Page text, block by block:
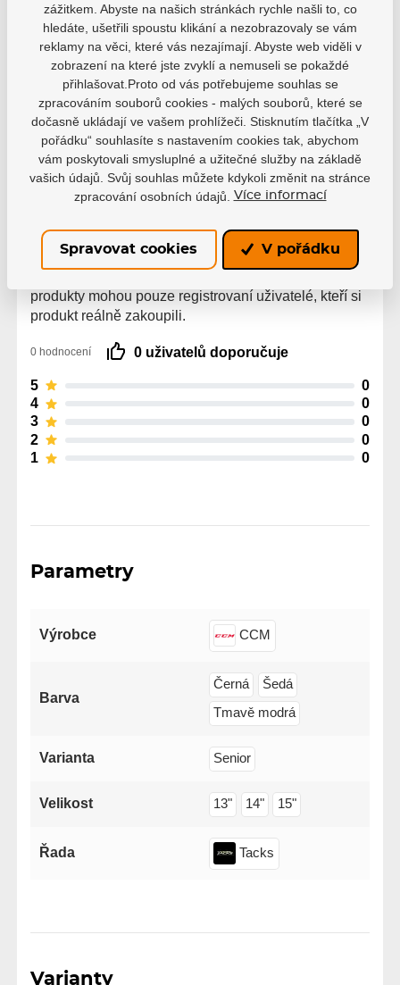
Hodnocení
produkty mohou pouze registrovaní uživatelé, kteří si
produkt reálně zakoupili.
0 hodnocení 0 uživatelů doporučuje
5
0
4
0
3
0
2
0
1
0
Parametry
Výrobce CCM
Barva
Černá
Šedá
Tmavě modrá
Varianta Senior
Velikost 13" 14" 15"
Řada Tacks
Varianty
zážitkem. Abyste na našich stránkách rychle našli to, co
hledáte, ušetřili spoustu klikání a nezobrazovaly se vám
reklamy na věci, které vás nezajímají. Abyste web viděli v
zobrazení na které jste zvyklí a nemuseli se pokaždé
přihlašovat.Proto od vás potřebujeme souhlas se
zpracováním souborů cookies - malých souborů, které se
dočasně ukládají ve vašem prohlížeči. Stisknutím tlačítka „V
pořádku“ souhlasíte s nastavením cookies tak, abychom
vám poskytovali smysluplné a užitečné služby na základě
vašich údajů. Svůj souhlas můžete kdykoli změnit na stránce
zpracování osobních údajů.
Více informací
Spravovat cookies V pořádku